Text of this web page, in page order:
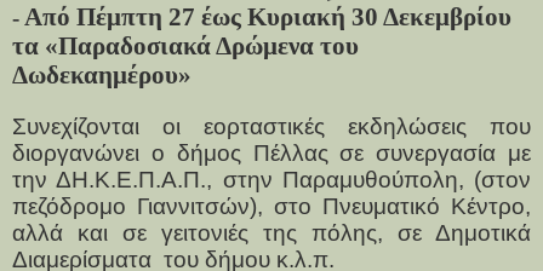
- Από Πέμπτη 27 έως Κυριακή 30 Δεκεμβρίου
τα «Παραδοσιακά Δρώμενα του
Δωδεκαημέρου»
Συνεχίζονται οι εορταστικές εκδηλώσεις που
διοργανώνει ο δήμος Πέλλας σε συνεργασία με
την ΔΗ.Κ.Ε.Π.Α.Π., στην Παραμυθούπολη, (στον
πεζόδρομο Γιαννιτσών), στο Πνευματικό Κέντρο,
αλλά και σε γειτονιές της πόλης, σε Δημοτικά
Διαμερίσματα του δήμου κ.λ.π.